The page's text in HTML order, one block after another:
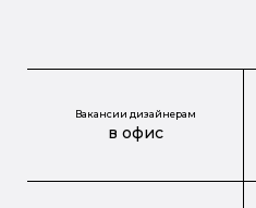
Вакансии дизайнерам
в офис